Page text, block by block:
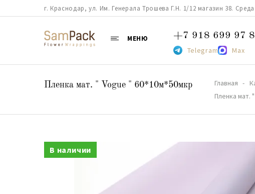
г. Краснодар, ул. Им. Генерала Трошева Г.Н. 1/12 магазин 38.
МЕНЮ +7 918 699 97
Telegram Max
Пленка мат. " Vogue " 60*10м*50мкр Главная
Пленка мат.
В наличии